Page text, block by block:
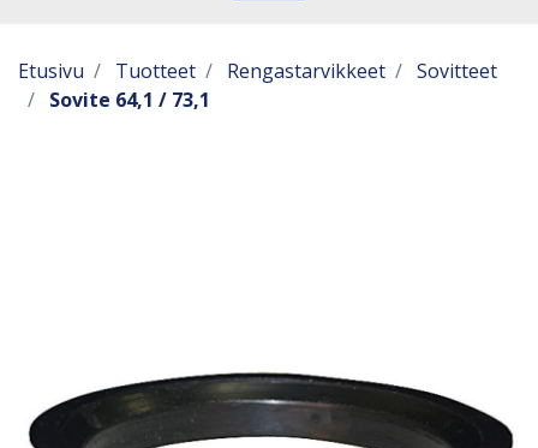
Etusivu Tuotteet Rengastarvikkeet
Sovitteet
Sovite 64,1 / 73,1